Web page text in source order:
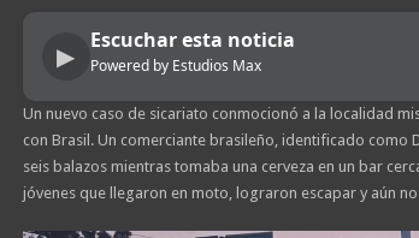
▶
Escuchar esta noticia
Powered by Estudios Max
Un nuevo caso de sicariato conmocionó a la localidad
con Brasil. Un comerciante brasileño, identificado como
seis balazos mientras tomaba una cerveza en un bar
jóvenes que llegaron en moto, lograron escapar y aún